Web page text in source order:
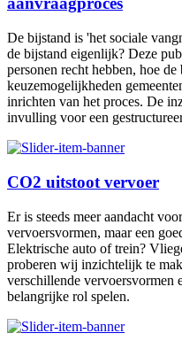
De bijstand is 'het sociale
de bijstand eigenlijk? Deze
personen recht hebben, hoe
keuzemogelijkheden
inrichten van het proces. De
invulling voor een
CO2 uitstoot vervoer
Er is steeds meer aandacht
vervoersvormen, maar een
Elektrische auto of trein?
proberen wij inzichtelijk te
verschillende vervoersvormen
belangrijke rol spelen.